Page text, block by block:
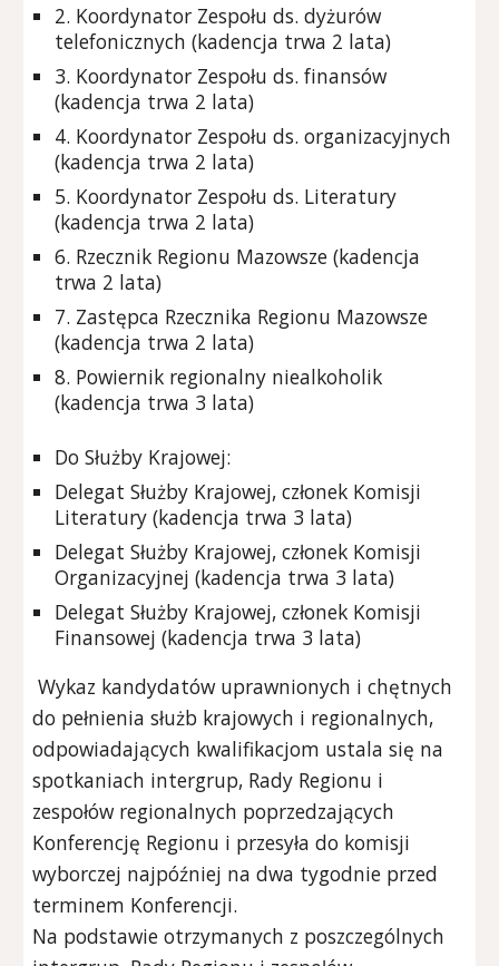
2. Koordynator Zespołu ds. dyżurów
telefonicznych (kadencja trwa 2 lata)
3. Koordynator Zespołu ds. finansów
(kadencja trwa 2 lata)
4. Koordynator Zespołu ds. organizacyjnych
(kadencja trwa 2 lata)
5. Koordynator Zespołu ds. Literatury
(kadencja trwa 2 lata)
6. Rzecznik Regionu Mazowsze (kadencja
trwa 2 lata)
7. Zastępca Rzecznika Regionu Mazowsze
(kadencja trwa 2 lata)
8. Powiernik regionalny niealkoholik
(kadencja trwa 3 lata)
Do Służby Krajowej:
Delegat Służby Krajowej, członek Komisji
Literatury (kadencja trwa 3 lata)
Delegat Służby Krajowej, członek Komisji
Organizacyjnej (kadencja trwa 3 lata)
Delegat Służby Krajowej, członek Komisji
Finansowej (kadencja trwa 3 lata)
Wykaz kandydatów uprawnionych i chętnych
do pełnienia służb krajowych i regionalnych,
odpowiadających kwalifikacjom ustala się na
spotkaniach intergrup, Rady Regionu i
zespołów regionalnych poprzedzających
Konferencję Regionu i przesyła do komisji
wyborczej najpóźniej na dwa tygodnie przed
terminem Konferencji.
Na podstawie otrzymanych z poszczególnych